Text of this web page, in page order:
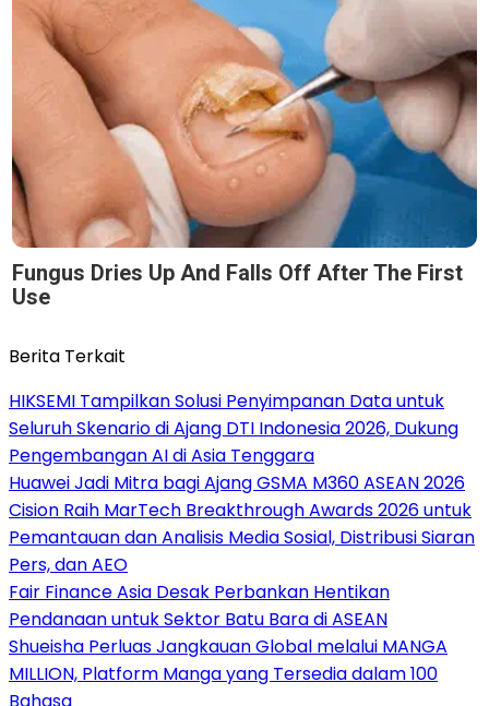
Fungus Dries Up And Falls Off After The First
Use
Berita Terkait
HIKSEMI Tampilkan Solusi Penyimpanan Data untuk
Seluruh Skenario di Ajang DTI Indonesia 2026, Dukung
Pengembangan AI di Asia Tenggara
Huawei Jadi Mitra bagi Ajang GSMA M360 ASEAN 2026
Cision Raih MarTech Breakthrough Awards 2026 untuk
Pemantauan dan Analisis Media Sosial, Distribusi Siaran
Pers, dan AEO
Fair Finance Asia Desak Perbankan Hentikan
Pendanaan untuk Sektor Batu Bara di ASEAN
Shueisha Perluas Jangkauan Global melalui MANGA
MILLION, Platform Manga yang Tersedia dalam 100